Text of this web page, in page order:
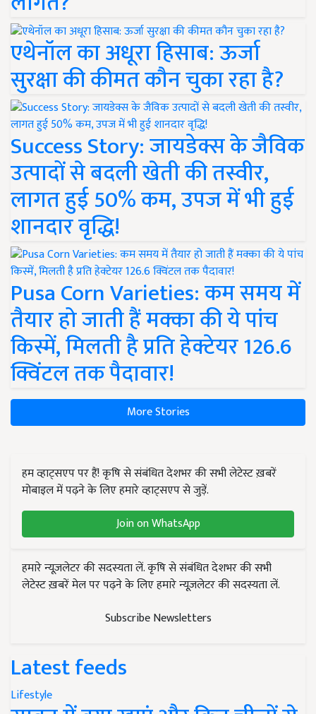
एथेनॉल का अधूरा हिसाब: ऊर्जा
सुरक्षा की कीमत कौन चुका रहा है?
Success Story: जायडेक्स के जैविक
उत्पादों से बदली खेती की तस्वीर,
लागत हुई 50% कम, उपज में भी हुई
शानदार वृद्धि!
Pusa Corn Varieties: कम समय में
तैयार हो जाती हैं मक्का की ये पांच
किस्में, मिलती है प्रति हेक्टेयर 126.6
क्विंटल तक पैदावार!
More Stories
हम व्हाट्सएप पर हैं! कृषि से संबंधित देशभर की सभी लेटेस्ट ख़बरें
मोबाइल में पढ़ने के लिए हमारे व्हाट्सएप से जुड़ें.
Join on WhatsApp
हमारे न्यूज़लेटर की सदस्यता लें. कृषि से संबंधित देशभर की सभी
लेटेस्ट ख़बरें मेल पर पढ़ने के लिए हमारे न्यूज़लेटर की सदस्यता लें.
Subscribe Newsletters
Latest feeds
Lifestyle